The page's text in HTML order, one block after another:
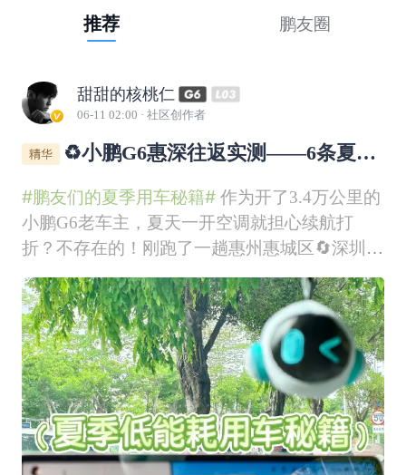
推荐 鹏友圈
甜甜的核桃仁
06-11 02:00 · 社区创作者
♻️小鹏G6惠深往返实测——6条夏季
#鹏友们的夏季用车秘籍#作为开了3.4万公里的
小鹏G6老车主，夏天一开空调就担心续航打
折？不存在的！刚跑了一趟惠州惠城区🔄深圳国
际会展中心往返，实测给大家看看什么叫“反向
虚标”。如图所示，满电WLTP485km出发，跑了
225.5km到家，表显还剩264km。简单算个账：
485-264=221k